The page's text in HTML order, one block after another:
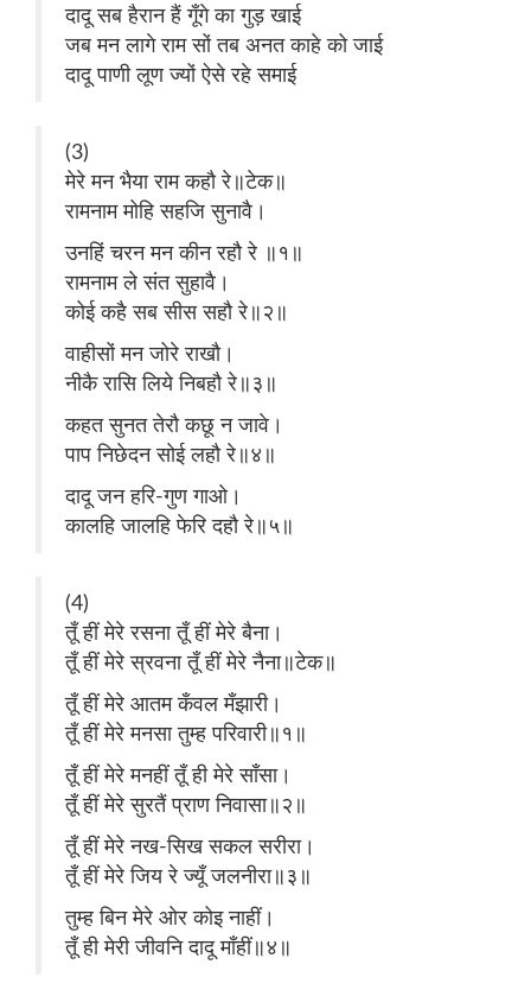
दादू सब हैरान हैं गूँगे का गुड़ खाई
जब मन लागे राम सों तब अनत काहे को जाई
दादू पाणी लूण ज्यों ऐसे रहे समाई
(3)
मेरे मन भैया राम कहौ रे॥टेक॥
रामनाम मोहि सहजि सुनावै।
उनहिं चरन मन कीन रहौ रे ॥१॥
रामनाम ले संत सुहावै।
कोई कहै सब सीस सहौ रे॥२॥
वाहीसों मन जोरे राखौ।
नीकै रासि लिये निबहौ रे॥३॥
कहत सुनत तेरौ कछू न जावे।
पाप निछेदन सोई लहौ रे॥४॥
दादू जन हरि-गुण गाओ।
कालहि जालहि फेरि दहौ रे॥५॥
(4)
तूँ हीं मेरे रसना तूँ हीं मेरे बैना।
तूँ हीं मेरे स्रवना तूँ हीं मेरे नैना॥टेक॥
तूँ हीं मेरे आतम कँवल मँझारी।
तूँ हीं मेरे मनसा तुम्ह परिवारी॥१॥
तूँ हीं मेरे मनहीं तूँ ही मेरे साँसा।
तूँ हीं मेरे सुरतैं प्राण निवासा॥२॥
तूँ हीं मेरे नख-सिख सकल सरीरा।
तूँ हीं मेरे जिय रे ज्यूँ जलनीरा॥३॥
तुम्ह बिन मेरे ओर कोइ नाहीं।
तूँ ही मेरी जीवनि दादू माँहीं॥४॥